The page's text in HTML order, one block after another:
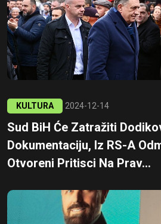
KULTURA 2024-12-14
Sud BiH Će Zatražiti
Dokumentaciju, Iz RS-A
Otvoreni Pritisci Na Prav...